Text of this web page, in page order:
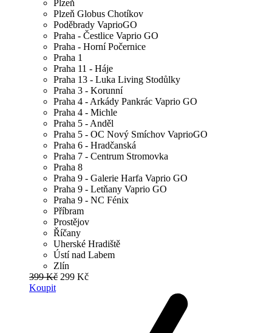
Plzeň
Plzeň Globus Chotíkov
Poděbrady VaprioGO
Praha - Čestlice Vaprio GO
Praha - Horní Počernice
Praha 1
Praha 11 - Háje
Praha 13 - Luka Living Stodůlky
Praha 3 - Korunní
Praha 4 - Arkády Pankrác Vaprio GO
Praha 4 - Michle
Praha 5 - Anděl
Praha 5 - OC Nový Smíchov VaprioGO
Praha 6 - Hradčanská
Praha 7 - Centrum Stromovka
Praha 8
Praha 9 - Galerie Harfa Vaprio GO
Praha 9 - Letňany Vaprio GO
Praha 9 - NC Fénix
Příbram
Prostějov
Říčany
Uherské Hradiště
Ústí nad Labem
Zlín
399 Kč 299 Kč
Koupit